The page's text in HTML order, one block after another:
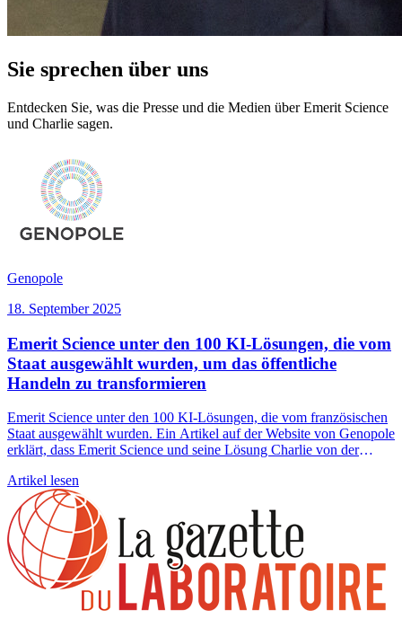
Sie sprechen über uns
Entdecken Sie, was die Presse und die Medien über Emerit Science
und Charlie sagen.
Genopole
18. September 2025
Emerit Science unter den 100 KI-Lösungen, die vom
Staat ausgewählt wurden, um das öffentliche
Handeln zu transformieren
Emerit Science unter den 100 KI-Lösungen, die vom französischen
Staat ausgewählt wurden. Ein Artikel auf der Website von Genopole
erklärt, dass Emerit Science und seine Lösung Charlie von der
Bewerbungen als eine der 100 KI-Lösungen ausgewählt wurden,
die vom Staat zur Modernisierung des öffentlichen Handelns
eingesetzt werden können.
Artikel lesen